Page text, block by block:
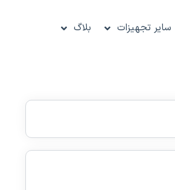
سایر تجهیزات
بلاگ